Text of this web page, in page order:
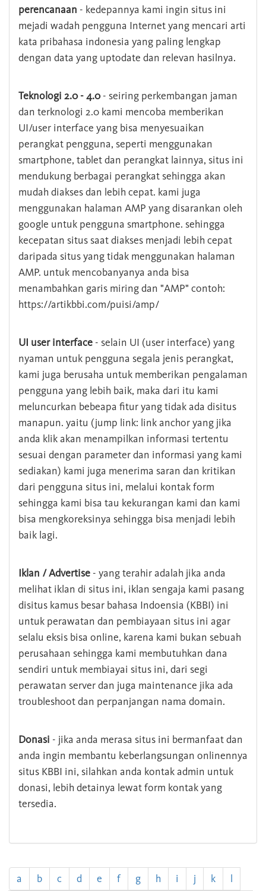
perencanaan - kedepannya kami ingin situs ini
mejadi wadah pengguna Internet yang mencari arti
kata pribahasa indonesia yang paling lengkap
dengan data yang uptodate dan relevan hasilnya.
Teknologi 2.0 - 4.0- seiring perkembangan jaman
dan terknologi 2.0 kami mencoba memberikan
UI/user interface yang bisa menyesuaikan
perangkat pengguna, seperti menggunakan
smartphone, tablet dan perangkat lainnya, situs ini
mendukung berbagai perangkat sehingga akan
mudah diakses dan lebih cepat. kami juga
menggunakan halaman AMP yang disarankan oleh
google untuk pengguna smartphone. sehingga
kecepatan situs saat diakses menjadi lebih cepat
daripada situs yang tidak menggunakan halaman
AMP. untuk mencobanyanya anda bisa
menambahkan garis miring dan "AMP" contoh:
https://artikbbi.com/puisi/amp/
UI user interface - selain UI (user interface) yang
nyaman untuk pengguna segala jenis perangkat,
kami juga berusaha untuk memberikan pengalaman
pengguna yang lebih baik, maka dari itu kami
meluncurkan bebeapa fitur yang tidak ada disitus
manapun. yaitu (jump link: link anchor yang jika
anda klik akan menampilkan informasi tertentu
sesuai dengan parameter dan informasi yang kami
sediakan) kami juga menerima saran dan kritikan
dari pengguna situs ini, melalui kontak form
sehingga kami bisa tau kekurangan kami dan kami
bisa mengkoreksinya sehingga bisa menjadi lebih
baik lagi.
Iklan / Advertise - yang terahir adalah jika anda
melihat iklan di situs ini, iklan sengaja kami pasang
disitus kamus besar bahasa Indoensia (KBBI) ini
untuk perawatan dan pembiayaan situs ini agar
selalu eksis bisa online, karena kami bukan sebuah
perusahaan sehingga kami membutuhkan dana
sendiri untuk membiayai situs ini, dari segi
perawatan server dan juga maintenance jika ada
troubleshoot dan perpanjangan nama domain.
Donasi - jika anda merasa situs ini bermanfaat dan
anda ingin membantu keberlangsungan onlinennya
situs KBBI ini, silahkan anda kontak admin untuk
donasi, lebih detainya lewat form kontak yang
tersedia.
a b c d e f g h i j k l